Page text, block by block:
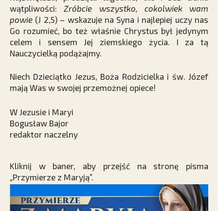
wątpliwości:Zróbcie wszystko, cokolwiek wam
powie (J 2,5) – wskazuje na Syna i najlepiej uczy nas
Go rozumieć, bo też właśnie Chrystus był jedynym
celem i sensem Jej ziemskiego życia. I za tą
Nauczycielką podążajmy.
Niech Dzieciątko Jezus, Boża Rodzicielka i św. Józef
mają Was w swojej przemożnej opiece!
W Jezusie i Maryi
Bogusław Bajor
redaktor naczelny
Kliknij w baner, aby przejść na stronę pisma
„Przymierze z Maryją”.